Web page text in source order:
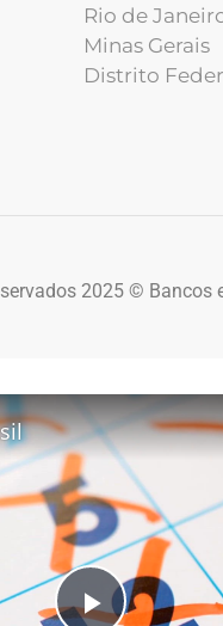
Rio de
Minas Gerais
Distrito
2025 © Bancos